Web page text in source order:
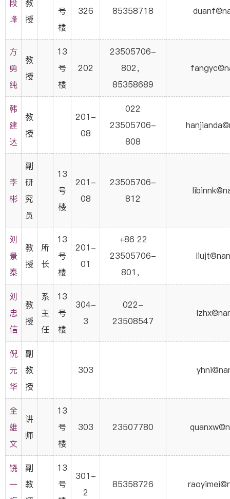
段
峰
教
授
号
楼
326 85358718
方
勇
纯
教
授
13
号
楼
202
23505706-
802，
85358689
韩
建
达
教
授
201-
08
022
23505706-
808
李
彬
副
研
究
员
13
号
楼
201-
08
23505706-
812
刘
景
泰
教
授
所
长
13
号
楼
201-
01
+86 22
23505706-
801，
刘
忠
信
教
授
系
主
任
13
号
楼
304-
3
022-
23508547
倪
元
华
副
教
授
303
全
雄
文
讲
师
13
号
楼
303 23507780
饶
一
副
教
13
号
301-
2
85358726